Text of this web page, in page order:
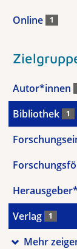
Online 1
Autor*innen
Bibliothek 1
Verlag 1
Mehr